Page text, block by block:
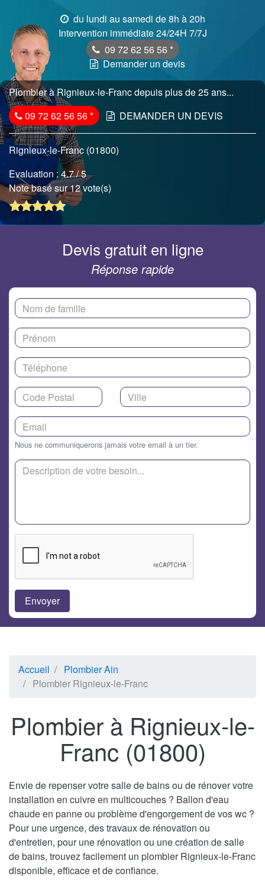
du lundi au samedi de 8h à 20h
Intervention immédiate 24/24H 7/7J
09 72 62 56 56 *
Demander un devis
Plombier à Rignieux-le-Franc depuis plus de 25 ans...
09 72 62 56 56* DEMANDER UN DEVIS
Rignieux-le-Franc (01800)
Evaluation :4.7/ 5
Note basé sur 12 vote(s)
Devis gratuit en ligne
Réponse rapide
Nous ne communiquerons jamais votre email à un tier.
Accueil
Plombier Ain
Plombier Rignieux-le-Franc
Plombier à Rignieux-le-
Franc (01800)
Envie de repenser votre salle de bains ou de rénover votre
installation en cuivre en multicouches ? Ballon d'eau
chaude en panne ou problème d'engorgement de vos wc ?
Pour une urgence, des travaux de rénovation ou
d'entretien, pour une rénovation ou une création de salle
de bains, trouvez facilement un plombier Rignieux-le-Franc
disponible, efficace et de confiance.